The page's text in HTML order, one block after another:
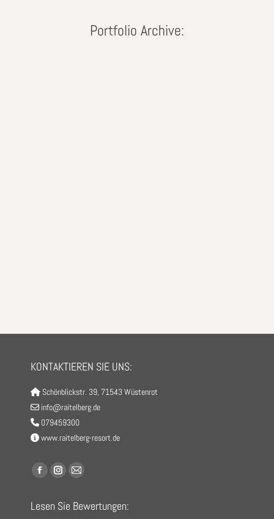
Portfolio Archive:
KONTAKTIEREN SIE UNS:
Schönblickstr. 39, 71543 Wüstenrot
info@raitelberg.de
079459300
www.raitelberg-resort.de
Finden Sie uns auf:
Facebook
opens
Instagram
opens
E-
page
Lesen Sie Bewertungen: